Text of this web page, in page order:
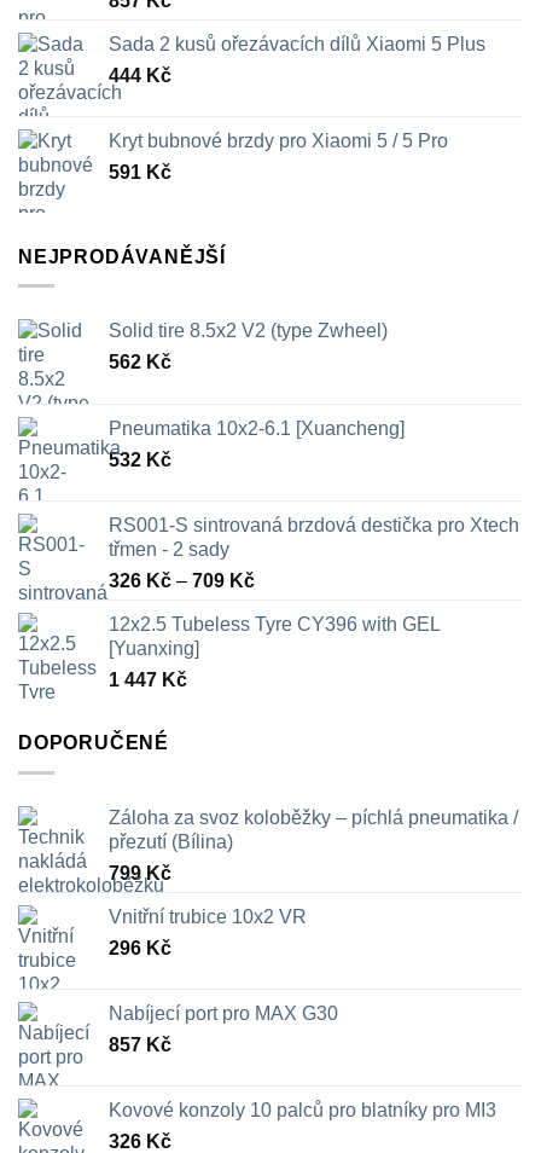
Sada 2 kusů ořezávacích dílů Xiaomi 5 Plus
444 Kč
Kryt bubnové brzdy pro Xiaomi 5 / 5 Pro
591 Kč
NEJPRODÁVANĚJŠÍ
Solid tire 8.5x2 V2 (type Zwheel)
562 Kč
Pneumatika 10x2-6.1 [Xuancheng]
532 Kč
RS001-S sintrovaná brzdová destička pro Xtech
třmen - 2 sady
326 Kč – 709 KčRozpětí
326 Kč
12x2.5 Tubeless Tyre CY396 with GEL
[Yuanxing]
1 447 Kč
DOPORUČENÉ
Záloha za svoz koloběžky – píchlá pneumatika /
přezutí (Bílina)
799Kč
Vnitřní trubice 10x2 VR
296 Kč
Nabíjecí port pro MAX G30
857 Kč
Kovové konzoly 10 palců pro blatníky pro MI3
326 Kč